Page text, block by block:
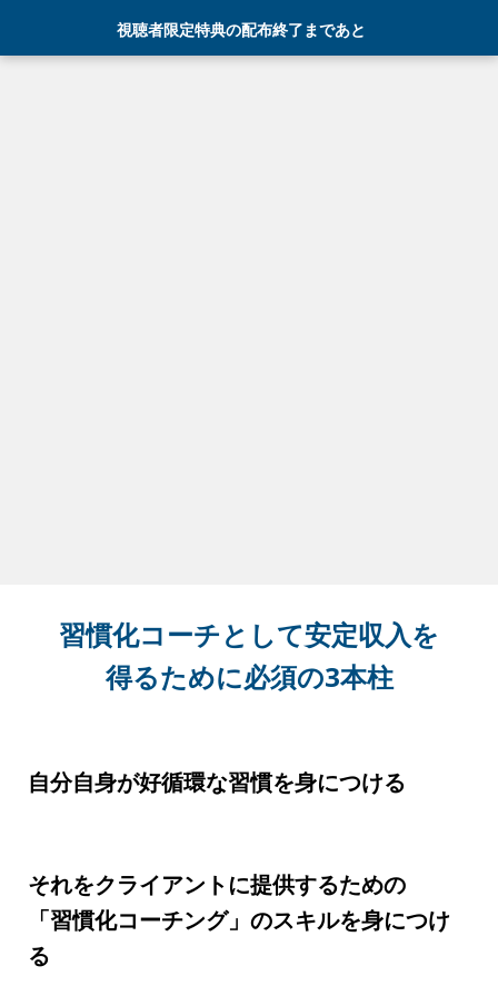
視聴者限定特典の配布終了まであと
習慣化コーチとして安定収入を
得るために必須の3本柱
自分自身が好循環な習慣を身につける
それをクライアントに提供するための
「習慣化コーチング」のスキルを身につけ
る